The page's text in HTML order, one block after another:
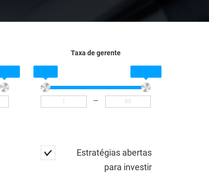
Taxa de gerente
—
Estratégias abertas
para investir